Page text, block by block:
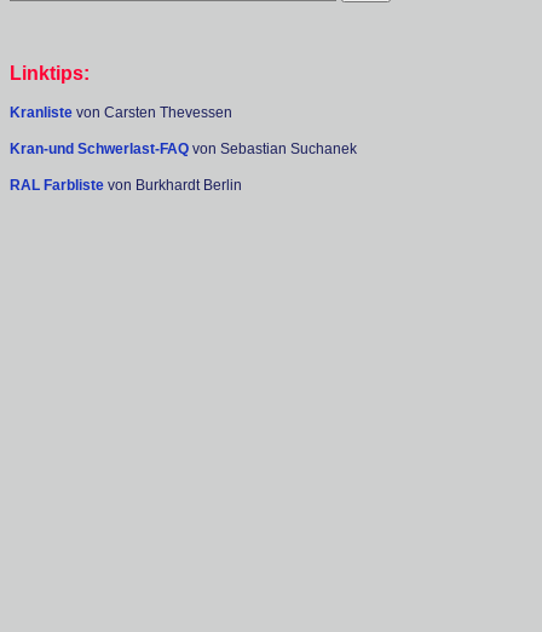
Linktips:
Kranliste von Carsten Thevessen
Kran-und Schwerlast-FAQ von Sebastian Suchanek
RAL Farbliste von Burkhardt Berlin